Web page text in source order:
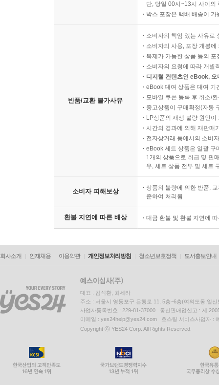
단, 당일 00시~13시 사이의
박스 포장은 택배 배송이
반품/교환 불가사유
소비자의 책임 있는 사유로
소비자의 사용, 포장 개봉
복제가 가능한 상품 등의
소비자의 요청에 따라 개별
디지털 컨텐츠인 eBook,
eBook 대여 상품은 대여 기
모바일 쿠폰 등록 후 취소/
중고상품이 구매확정(자동
LP상품의 재생 불량 원인
시간의 경과에 의해 재판매
전자상거래 등에서의 소비
eBook 세트 상품은 일괄 구
1개의 상품으로 취급 및 판
우, 세트 상품 전부 및 세트
소비자 피해보상
상품의 불량에 의한 반품,
준하여 처리됨
환불 지연에 따른 배상 대금 환불 및 환불 지연에
회사소개 인재채용 이용약관 개인정보처리방침 청소년보호정책 도서홍보안내
대표 : 김석환, 최세라
주소 : 서울시 영등포구 은행로 11, 5층~6층(여의도동,일신
사업자등록번호 : 229-81-37000 통신판매업신고 : 제
이메일 : yes24help@yes24.com 호스팅 서비스사업자 :
Copyright ⓒ YES24 Corp. All Rights Reserved.